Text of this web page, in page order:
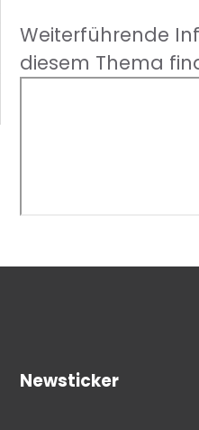
Weiterführende
diesem Thema
Newsticker